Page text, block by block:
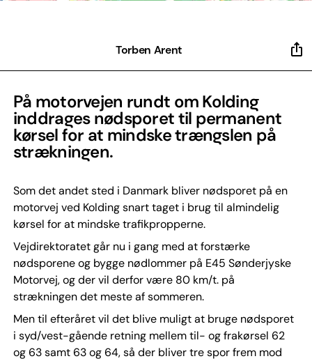
Torben Arent
På motorvejen rundt om Kolding
inddrages nødsporet til permanent
kørsel for at mindske trængslen på
strækningen.
Som det andet sted i Danmark bliver nødsporet på en
motorvej ved Kolding snart taget i brug til almindelig
kørsel for at mindske trafikpropperne.
Vejdirektoratet går nu i gang med at forstærke
nødsporene og bygge nødlommer på E45 Sønderjyske
Motorvej, og der vil derfor være 80 km/t. på
strækningen det meste af sommeren.
Men til efteråret vil det blive muligt at bruge nødsporet
i syd/vest-gående retning mellem til- og frakørsel 62
og 63 samt 63 og 64, så der bliver tre spor frem mod